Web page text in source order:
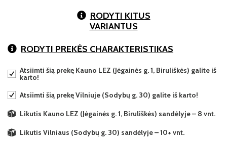
RODYTI KITUS
VARIANTUS
RODYTI PREKĖS CHARAKTERISTIKAS
Atsiimti šią prekę Kauno LEZ (Jėgainės g. 1, Biruliškės) galite iš
karto!
Atsiimti šią prekę Vilniuje (Sodybų g. 30) galite iš karto!
Likutis Kauno LEZ (Jėgainės g. 1, Biruliškės) sandėlyje – 8 vnt.
Likutis Vilniaus (Sodybų g. 30) sandėlyje – 10+ vnt.